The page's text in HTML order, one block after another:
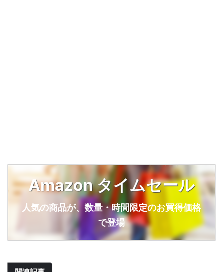
Amazon タイムセール
人気の商品が、数量・時間限定のお買得価格
で登場